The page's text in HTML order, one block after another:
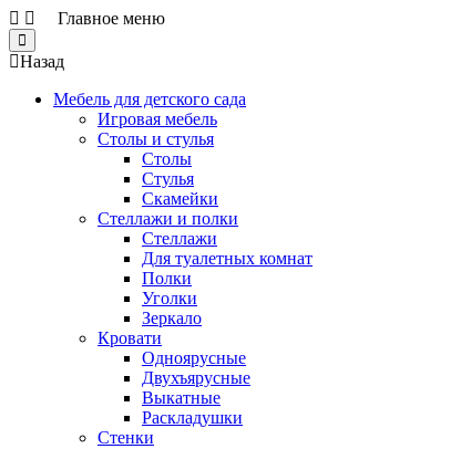
Главное меню
Close
Назад
Мебель для детского сада
Игровая мебель
Столы и стулья
Столы
Стулья
Скамейки
Стеллажи и полки
Стеллажи
Для туалетных комнат
Полки
Уголки
Зеркало
Кровати
Одноярусные
Двухъярусные
Выкатные
Раскладушки
Стенки